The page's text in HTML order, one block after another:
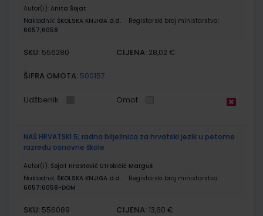
Autor(i): Anita Šojat
Nakladnik: ŠKOLSKA KNJIGA d.d.
Registarski broj ministarstva:
6057;6058
SKU: 556280 CIJENA: 28,02 €
ŠIFRA OMOTA: 500157
Udžbenik Omot
NAŠ HRVATSKI 5; radna bilježnica za hrvatski jezik u petome
razredu osnovne škole
Autor(i): Šojat Hrastović Utrobičić Marguš
Nakladnik: ŠKOLSKA KNJIGA d.d.
Registarski broj ministarstva:
6057;6058-DOM
SKU: 556089 CIJENA: 13,60 €